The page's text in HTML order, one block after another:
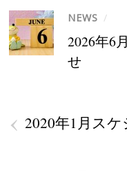
NEWS /
2026年6
せ
‹ 2020年1月ス